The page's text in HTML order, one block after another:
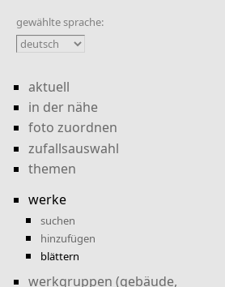
gewählte sprache:
aktuell
in der nähe
foto zuordnen
zufallsauswahl
themen
werke
suchen
hinzufügen
blättern
werkgruppen (gebäude,